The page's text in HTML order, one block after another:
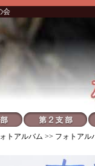
会
トアルバム >> フォトアル